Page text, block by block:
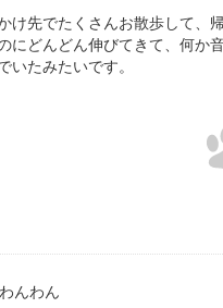
け先でたくさんお散歩して、
にどんどん伸びてきて、何か
いたみたいです。
わんわん